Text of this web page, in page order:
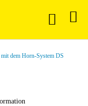
dem Horn-System DS